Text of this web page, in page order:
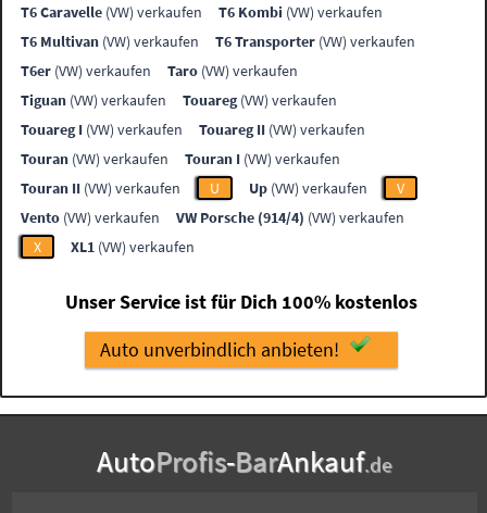
T6 Caravelle (VW) verkaufen T6 Kombi (VW) verkaufen
T6 Multivan (VW) verkaufen T6 Transporter (VW) verkaufen
T6er (VW) verkaufen Taro (VW) verkaufen
Tiguan (VW) verkaufen Touareg(VW) verkaufen
Touareg I (VW) verkaufen Touareg II (VW) verkaufen
Touran (VW) verkaufen Touran I (VW) verkaufen
Touran II (VW) verkaufen U Up (VW) verkaufen
V
Vento (VW) verkaufen VW Porsche (914/4) (VW) verkaufen
X
XL1 (VW) verkaufen
Unser Service ist für Dich 100% kostenlos
Auto unverbindlich anbieten!
AutoProfis-BarAnkauf.de